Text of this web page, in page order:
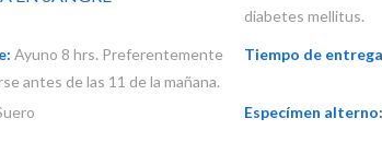
diabetes mellitus.
Ayuno 8 hrs. Preferentemente
antes de las 11 de la mañana.
Tiempo de
Especímen alterno: